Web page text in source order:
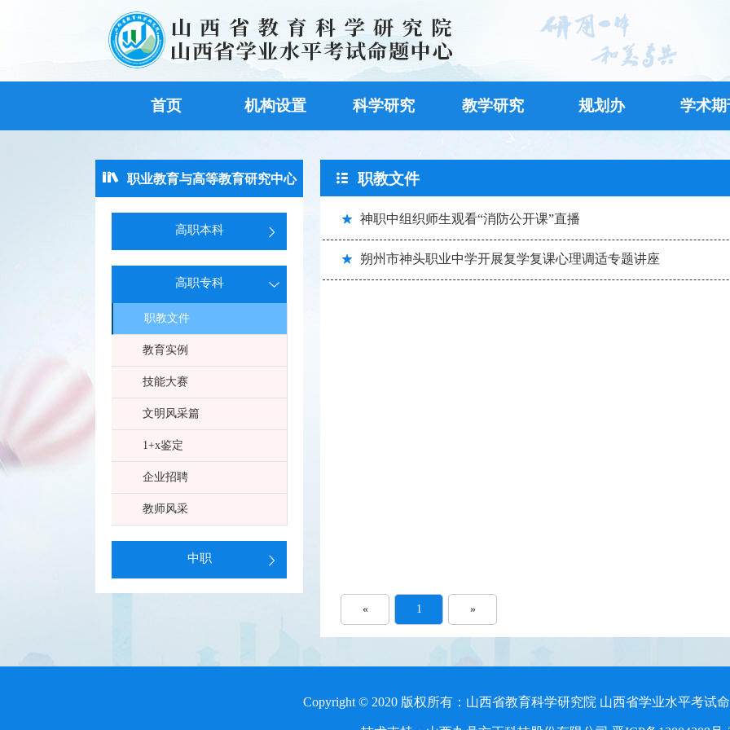
首页 机构设置 科学研究 教学研究 规划办 学术期
职业教育与高等教育研究中心
高职本科
高职专科
职教文件
教育实例
技能大赛
文明风采篇
1+x鉴定
企业招聘
教师风采
中职
职教文件
神职中组织师生观看“消防公开课”直播
朔州市神头职业中学开展复学复课心理调适专题讲座
« 1 »
Copyright © 2020 版权所有：山西省教育科学研究院 山西省学业水平考试